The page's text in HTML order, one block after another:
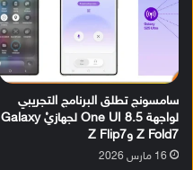
سامسونج تطلق البرنامج التجريبي
لواجهة One UI 8.5 لجهازيْ Galaxy
Z Fold7 وZ Flip7
16 مارس 2026